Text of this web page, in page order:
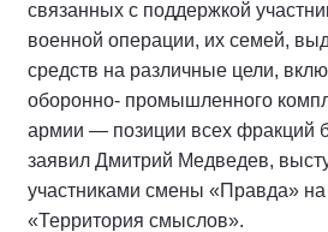
связанных с поддержкой
военной операции, их семей,
средств на различные цели,
оборонно- промышленного
армии — позиции всех фракций
заявил Дмитрий Медведев,
участниками смены «Правда»
«Территория смыслов».